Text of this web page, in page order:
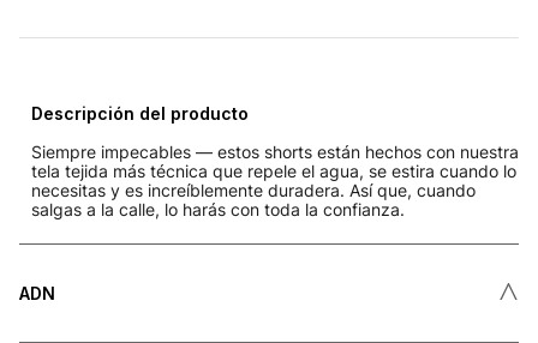
Descripción del producto
Siempre impecables — estos shorts están hechos con nuestra
tela tejida más técnica que repele el agua, se estira cuando lo
necesitas y es increíblemente duradera. Así que, cuando
salgas a la calle, lo harás con toda la confianza.
ADN ˄